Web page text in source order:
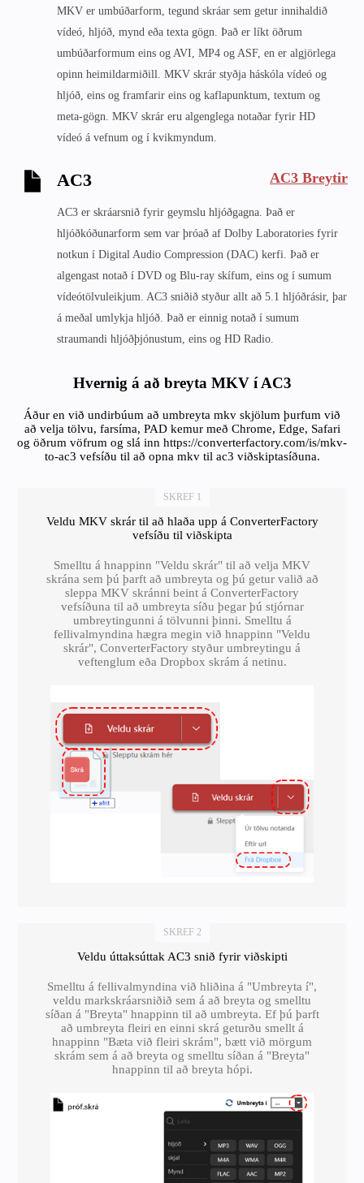
MKV er umbúðarform, tegund skráar sem getur innihaldið
vídeó, hljóð, mynd eða texta gögn. Það er líkt öðrum
umbúðarformum eins og AVI, MP4 og ASF, en er algjörlega
opinn heimildarmiðill. MKV skrár styðja háskóla vídeó og
hljóð, eins og framfarir eins og kaflapunktum, textum og
meta-gögn. MKV skrár eru algenglega notaðar fyrir HD
vídeó á vefnum og í kvikmyndum.
AC3 AC3 Breytir
AC3 er skráarsnið fyrir geymslu hljóðgagna. Það er
hljóðkóðunarform sem var þróað af Dolby Laboratories fyrir
notkun í Digital Audio Compression (DAC) kerfi. Það er
algengast notað í DVD og Blu-ray skífum, eins og í sumum
vídeótölvuleikjum. AC3 sniðið styður allt að 5.1 hljóðrásir, þar
á meðal umlykja hljóð. Það er einnig notað í sumum
straumandi hljóðþjónustum, eins og HD Radio.
Hvernig á að breyta MKV í AC3
Áður en við undirbúum að umbreyta mkv skjölum þurfum við
að velja tölvu, farsíma, PAD kemur með Chrome, Edge, Safari
og öðrum vöfrum og slá inn https://converterfactory.com/is/mkv-
to-ac3 vefsíðu til að opna mkv til ac3 viðskiptasíðuna.
SKREF 1
Veldu MKV skrár til að hlaða upp á ConverterFactory
vefsíðu til viðskipta
Smelltu á hnappinn "Veldu skrár" til að velja MKV
skrána sem þú þarft að umbreyta og þú getur valið að
sleppa MKV skránni beint á ConverterFactory
vefsíðuna til að umbreyta síðu þegar þú stjórnar
umbreytingunni á tölvunni þinni. Smelltu á
fellivalmyndina hægra megin við hnappinn "Veldu
skrár", ConverterFactory styður umbreytingu á
veftenglum eða Dropbox skrám á netinu.
SKREF 2
Veldu úttaksúttak AC3 snið fyrir viðskipti
Smelltu á fellivalmyndina við hliðina á "Umbreyta í",
veldu markskráarsniðið sem á að breyta og smelltu
síðan á "Breyta" hnappinn til að umbreyta. Ef þú þarft
að umbreyta fleiri en einni skrá geturðu smellt á
hnappinn "Bæta við fleiri skrám", bætt við mörgum
skrám sem á að breyta og smelltu síðan á "Breyta"
hnappinn til að breyta hópi.